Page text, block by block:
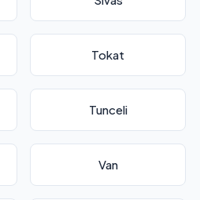
Tokat
Tunceli
Van